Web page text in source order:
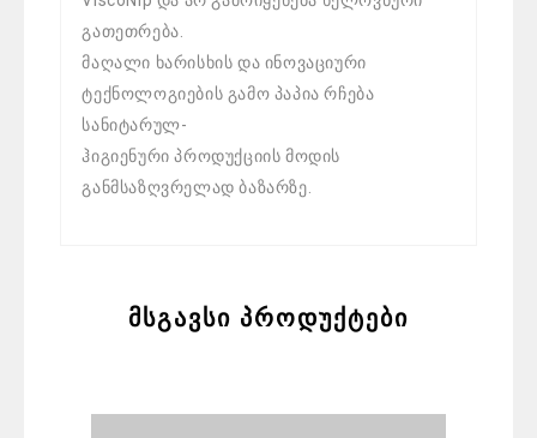
გათეთრება.
მაღალი ხარისხის და ინოვაციური
ტექნოლოგიების გამო პაპია რჩება
სანიტარულ-
ჰიგიენური პროდუქციის მოდის
განმსაზღვრელად ბაზარზე.
მსგავსი პროდუქტები